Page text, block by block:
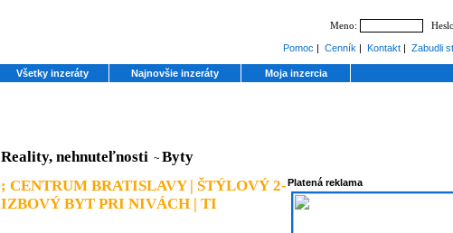
Meno:
Pomoc | Cenník | Kontakt | Zabudli
Všetky inzeráty Najnovšie inzeráty Moja inzercia
Reality, nehnuteľnosti ~ Byty
; CENTRUM BRATISLAVY | ŠTÝLOVÝ 2-
IZBOVÝ BYT PRI NIVÁCH | TI
Platená reklama